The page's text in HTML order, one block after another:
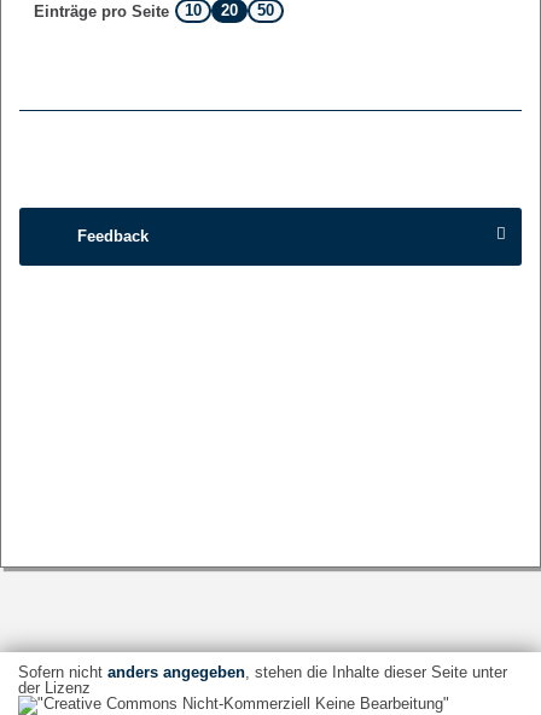
Einträge pro Seite
10 20 50
Feedback
Sofern nicht anders angegeben, stehen die Inhalte dieser Seite unter
der Lizenz